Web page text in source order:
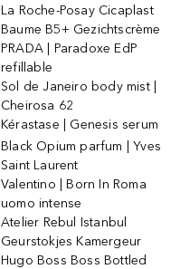
La Roche-Posay Cicaplast
Baume B5+ Gezichtscrème
PRADA | Paradoxe EdP
refillable
Sol de Janeiro body mist |
Cheirosa 62
Kérastase | Genesis serum
Black Opium parfum | Yves
Saint Laurent
Valentino | Born In Roma
uomo intense
Atelier Rebul Istanbul
Geurstokjes Kamergeur
Hugo Boss Boss Bottled